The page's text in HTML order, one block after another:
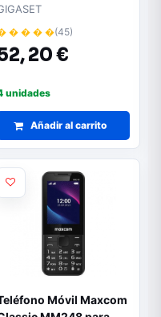
4G/ Negro
� � � �(45)
20 €
unidades
Añadir al carrito
Móvil Maxcom